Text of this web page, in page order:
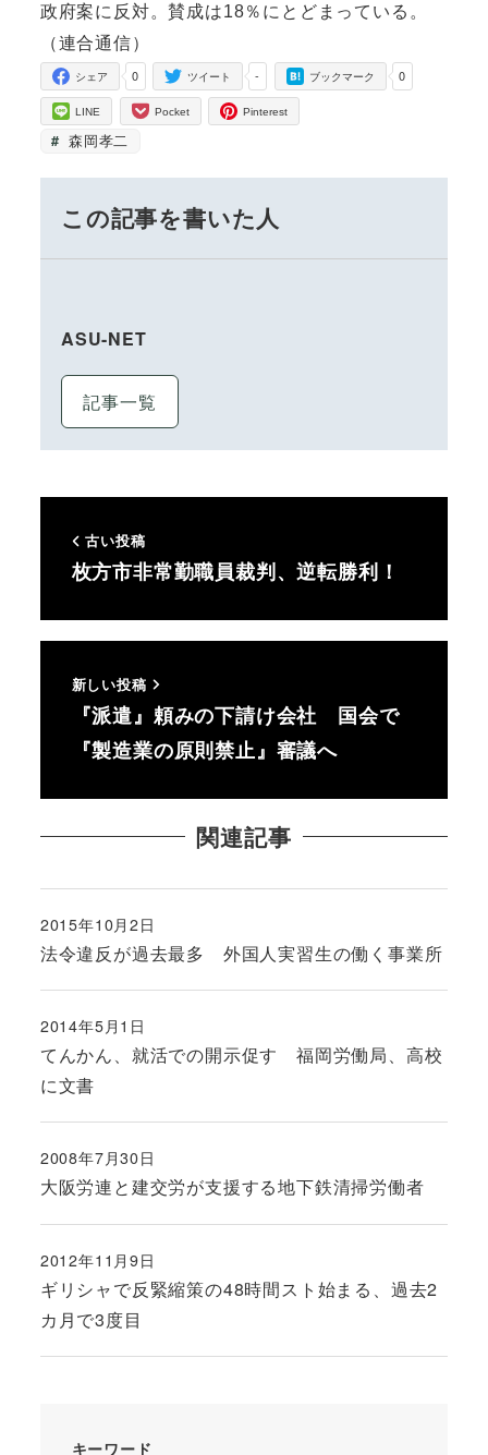
政府案に反対。賛成は18％にとどまっている。
（連合通信）
0
シェア -
ツイート 0
ブックマーク
LINE Pocket Pinterest
森岡孝二
この記事を書いた人
ASU-NET
記事一覧
古い投稿
枚方市非常勤職員裁判、逆転勝利！
新しい投稿
『派遣』頼みの下請け会社 国会で
『製造業の原則禁止』審議へ
関連記事
法令違反が過去最多 外国人実習生の働く事業所
投稿日
2015年10月2日
てんかん、就活での開示促す 福岡労働局、高校
に文書
投稿日
2014年5月1日
大阪労連と建交労が支援する地下鉄清掃労働者
投稿日
2008年7月30日
ギリシャで反緊縮策の48時間スト始まる、過去2
カ月で3度目
投稿日
2012年11月9日
キーワード